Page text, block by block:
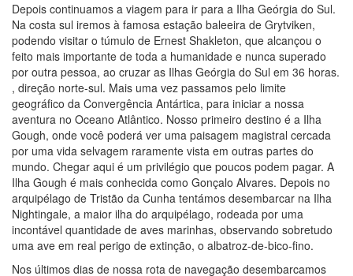
Depois continuamos a viagem para ir para a Ilha Geórgia do Sul.
Na costa sul iremos à famosa estação baleeira de Grytviken,
podendo visitar o túmulo de Ernest Shakleton, que alcançou o
feito mais importante de toda a humanidade e nunca superado
por outra pessoa, ao cruzar as Ilhas Geórgia do Sul em 36 horas.
, direção norte-sul. Mais uma vez passamos pelo limite
geográfico da Convergência Antártica, para iniciar a nossa
aventura no Oceano Atlântico. Nosso primeiro destino é a Ilha
Gough, onde você poderá ver uma paisagem magistral cercada
por uma vida selvagem raramente vista em outras partes do
mundo. Chegar aqui é um privilégio que poucos podem pagar. A
Ilha Gough é mais conhecida como Gonçalo Alvares. Depois no
arquipélago de Tristão da Cunha tentámos desembarcar na Ilha
Nightingale, a maior ilha do arquipélago, rodeada por uma
incontável quantidade de aves marinhas, observando sobretudo
uma ave em real perigo de extinção, o albatroz-de-bico-fino.
Nos últimos dias de nossa rota de navegação desembarcamos